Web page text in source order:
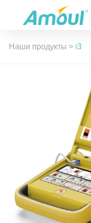
Наши продукты > i3